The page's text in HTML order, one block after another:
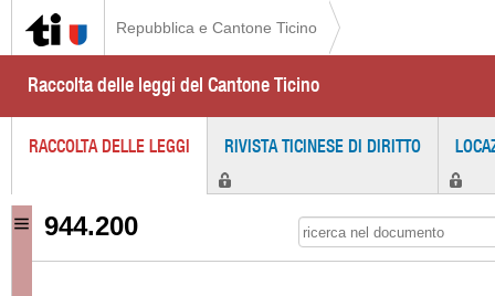
Repubblica e Cantone Ticino
Raccolta delle leggi del Cantone Ticino
RACCOLTA DELLE LEGGI RIVISTA TICINESE DI DIRITTO
944.200